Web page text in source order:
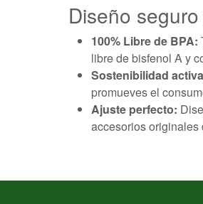
Diseño
100% Libre de BPA:
libre de bisfenol A y
Sostenibilidad
promueves el
Ajuste perfecto:
accesorios originales